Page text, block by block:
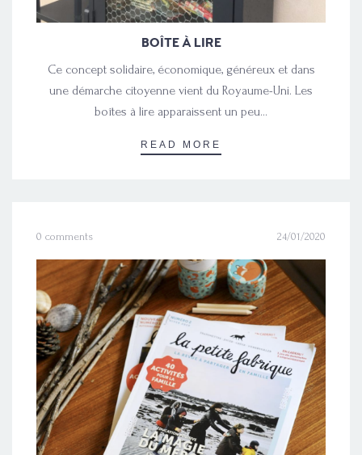
BOÎTE À LIRE
Ce concept solidaire, économique, généreux et dans
une démarche citoyenne vient du Royaume-Uni. Les
boîtes à lire apparaissent un peu…
READ MORE
0 comments 24/01/2020